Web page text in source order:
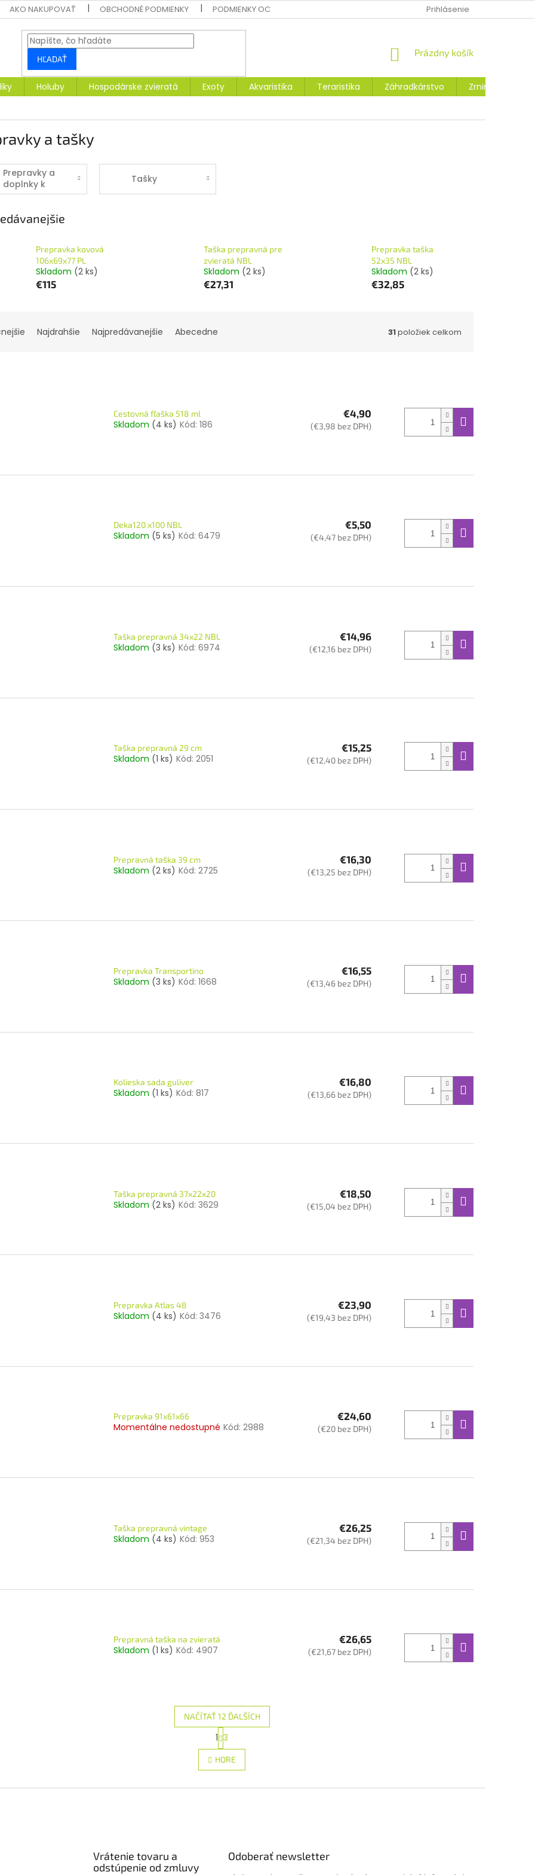
AKO NAKUPOVAŤ OBCHODNÉ PODMIENKY PODMIENKY OCHRANY OSOBNÝCH ÚDAJOV MOJA OBJEDNÁVKA
Prihlásenie
HĽADAŤ
NÁKUPNÝ
Prázdny košík
Holuby Hospodárske zvieratá Exoty Akvaristika Teraristika Záhradkárstvo Zrniny a osivá
a tašky
Prepravky a
doplnky k
prepravkám
Tašky
Prepravka kovová
106x69x77 PL
Skladom (2 ks)
€115
Taška prepravná pre
zvieratá NBL
Skladom (2 ks)
€27,31
Prepravka taška
52x35 NBL
Skladom (2 ks)
€32,85
Najdrahšie Najpredávanejšie Abecedne 31položiek celkom
Cestovná fľaška 518 ml
Skladom (4 ks) Kód: 186
€4,90
(€3,98 bez DPH)
Deka120 x100 NBL
Skladom (5 ks) Kód: 6479
€5,50
(€4,47 bez DPH)
Taška prepravná 34x22 NBL
Skladom (3 ks) Kód: 6974
€14,96
(€12,16 bez DPH)
Taška prepravná 29 cm
Skladom (1 ks) Kód: 2051
€15,25
(€12,40 bez DPH)
Prepravná taška 39 cm
Skladom (2 ks) Kód: 2725
€16,30
(€13,25 bez DPH)
Prepravka Transportino
Skladom (3 ks) Kód: 1668
€16,55
(€13,46 bez DPH)
Kolieska sada guliver
Skladom (1 ks) Kód: 817
€16,80
(€13,66 bez DPH)
Taška prepravná 37x22x20
Skladom (2 ks) Kód: 3629
€18,50
(€15,04 bez DPH)
Prepravka Atlas 48
Skladom (4 ks) Kód: 3476
€23,90
(€19,43 bez DPH)
Prepravka 91x61x66
Momentálne nedostupné Kód: 2988
€24,60
(€20 bez DPH)
Taška prepravná vintage
Skladom (4 ks) Kód: 953
€26,25
(€21,34 bez DPH)
Prepravná taška na zvieratá
Skladom (1 ks) Kód: 4907
€26,65
(€21,67 bez DPH)
O
v
l
d
NAČÍTAŤ 12 ĎALŠÍCH
S
t
r
á
n
1 3
HORE
Vrátenie tovaru a
odstúpenie od zmluvy
Odoberať newsletter